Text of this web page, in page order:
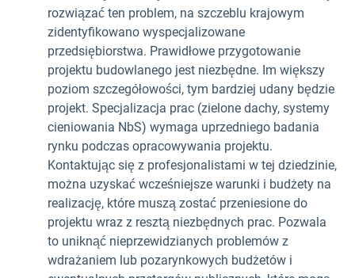
rozwiązać ten problem, na szczeblu krajowym
zidentyfikowano wyspecjalizowane
przedsiębiorstwa. Prawidłowe przygotowanie
projektu budowlanego jest niezbędne. Im większy
poziom szczegółowości, tym bardziej udany będzie
projekt. Specjalizacja prac (zielone dachy, systemy
cieniowania NbS) wymaga uprzedniego badania
rynku podczas opracowywania projektu.
Kontaktując się z profesjonalistami w tej dziedzinie,
można uzyskać wcześniejsze warunki i budżety na
realizację, które muszą zostać przeniesione do
projektu wraz z resztą niezbędnych prac. Pozwala
to uniknąć nieprzewidzianych problemów z
wdrażaniem lub pozarynkowych budżetów i